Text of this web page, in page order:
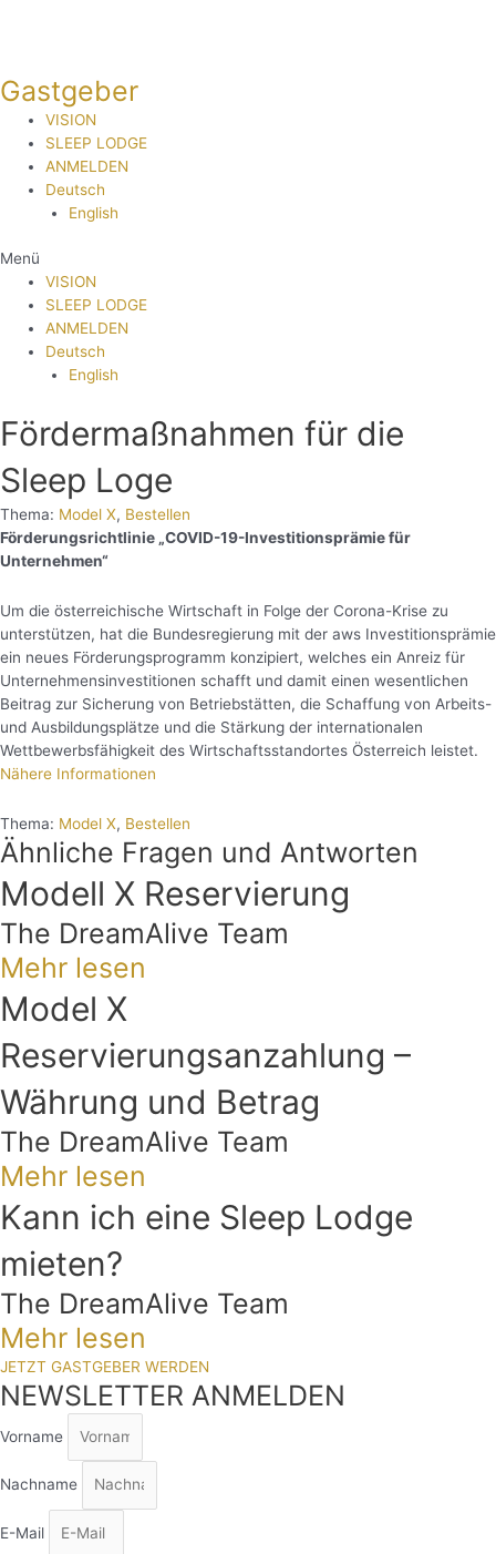
Gastgeber
VISION
SLEEP LODGE
ANMELDEN
Deutsch
English
Menü
VISION
SLEEP LODGE
ANMELDEN
Deutsch
English
Fördermaßnahmen für die
Sleep Loge
Thema: Model X, Bestellen
Förderungsrichtlinie „COVID-19-Investitionsprämie für
Unternehmen“
Um die österreichische Wirtschaft in Folge der Corona-Krise zu
unterstützen, hat die Bundesregierung mit der aws Investitionsprämie
ein neues Förderungsprogramm konzipiert, welches ein Anreiz für
Unternehmensinvestitionen schafft und damit einen wesentlichen
Beitrag zur Sicherung von Betriebstätten, die Schaffung von Arbeits-
und Ausbildungsplätze und die Stärkung der internationalen
Wettbewerbsfähigkeit des Wirtschaftsstandortes Österreich leistet.
Nähere Informationen
Thema: Model X, Bestellen
Ähnliche Fragen und Antworten
Modell X Reservierung
The DreamAlive Team
Mehr lesen
Model X
Reservierungsanzahlung –
Währung und Betrag
The DreamAlive Team
Mehr lesen
Kann ich eine Sleep Lodge
mieten?
The DreamAlive Team
Mehr lesen
JETZT GASTGEBER WERDEN
NEWSLETTER ANMELDEN
Vorname
Nachname
E-Mail